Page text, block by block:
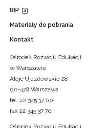
BIP
Materiały do pobrania
Kontakt
Ośrodek Rozwoju Edukacji
w Warszawie
Aleje Ujazdowskie 28
00-478 Warszawa
tel. 22 345 37 00
fax 22 345 37 70
Ośrodek Rozwoju Edukacji